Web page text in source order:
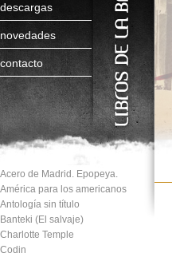
descargas
novedades
contacto
Acero de Madrid. Epopeya.
América para los americanos
Antología sin título
Banteki (El salvaje)
Charlotte Temple
Codin